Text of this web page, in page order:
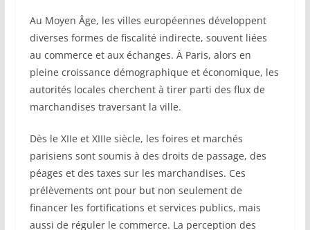
Au Moyen Âge, les villes européennes développent
diverses formes de fiscalité indirecte, souvent liées
au commerce et aux échanges. À Paris, alors en
pleine croissance démographique et économique, les
autorités locales cherchent à tirer parti des flux de
marchandises traversant la ville.
Dès le XIIe et XIIIe siècle, les foires et marchés
parisiens sont soumis à des droits de passage, des
péages et des taxes sur les marchandises. Ces
prélèvements ont pour but non seulement de
financer les fortifications et services publics, mais
aussi de réguler le commerce. La perception des